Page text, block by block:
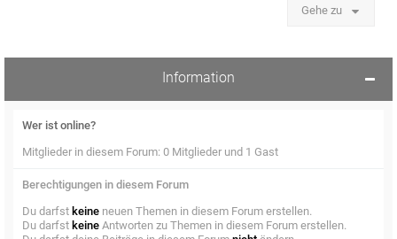
Gehe zu
Information
Wer ist online?
Mitglieder in diesem Forum: 0 Mitglieder und 1 Gast
Berechtigungen in diesem Forum
Du darfst keine neuen Themen in diesem Forum erstellen.
Du darfst keine Antworten zu Themen in diesem Forum erstellen.